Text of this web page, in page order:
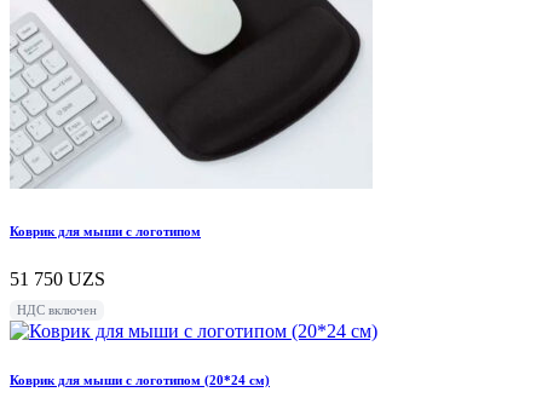
Коврик для мыши с логотипом
51 750 UZS
НДС включен
Коврик для мыши с логотипом (20*24 см)